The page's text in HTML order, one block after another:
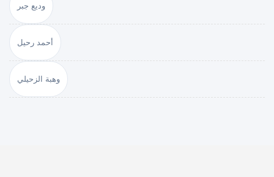
وديع جبر
أحمد رحيل
وهبة الزحيلي